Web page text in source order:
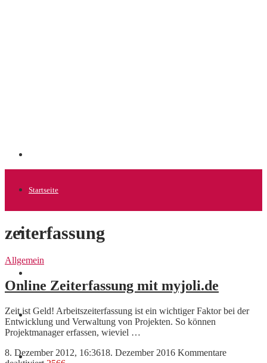
Startseite
Allgemein
News
Finanzen
zeiterfassung
Allgemein
Online Zeiterfassung mit myjoli.de
Zeit ist Geld! Arbeitszeiterfassung ist ein wichtiger Faktor bei der
Entwicklung und Verwaltung von Projekten. So können
Projektmanager erfassen, wieviel …
8. Dezember 2012, 16:3618. Dezember 2016 Kommentare